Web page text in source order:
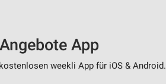
App
weekli App für iOS & Android.